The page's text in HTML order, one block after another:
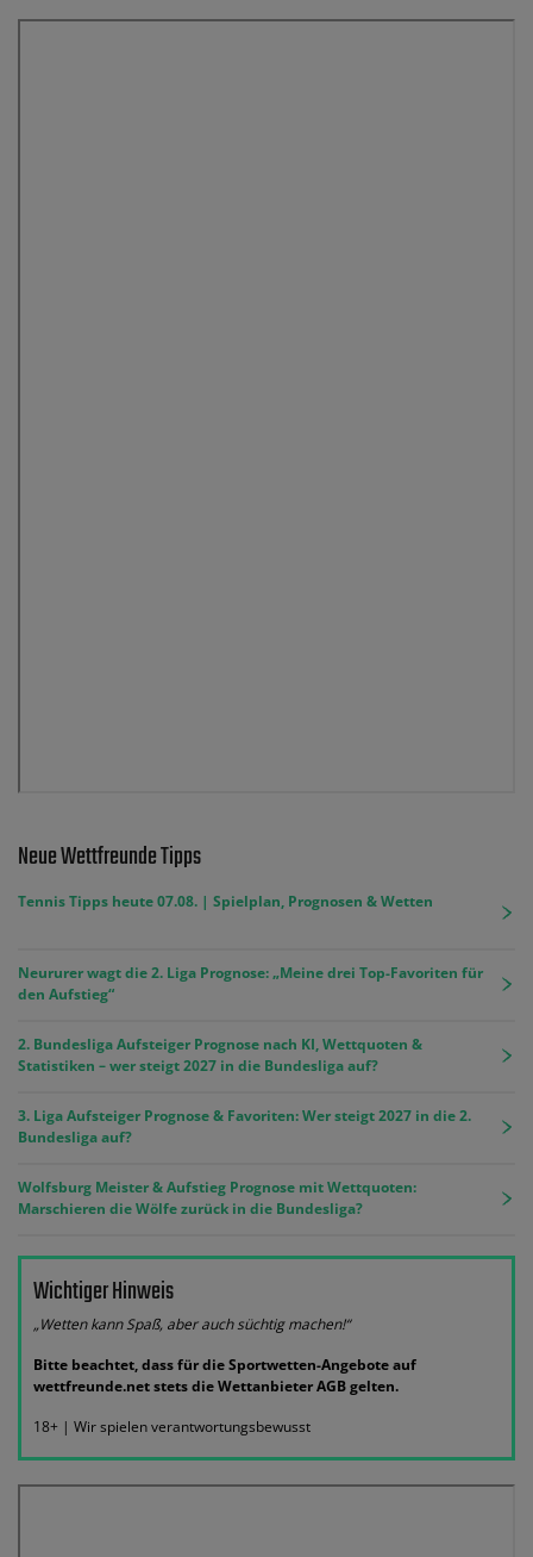
Neue Wettfreunde Tipps
Tennis Tipps heute 07.08. | Spielplan, Prognosen & Wetten
Neururer wagt die 2. Liga Prognose: „Meine drei Top-Favoriten für
den Aufstieg“
2. Bundesliga Aufsteiger Prognose nach KI, Wettquoten &
Statistiken – wer steigt 2027 in die Bundesliga auf?
3. Liga Aufsteiger Prognose & Favoriten: Wer steigt 2027 in die 2.
Bundesliga auf?
Wolfsburg Meister & Aufstieg Prognose mit Wettquoten:
Marschieren die Wölfe zurück in die Bundesliga?
Wichtiger Hinweis
„Wetten kann Spaß, aber auch süchtig machen!“
Bitte beachtet, dass für die Sportwetten-Angebote auf
wettfreunde.net stets die Wettanbieter AGB gelten.
18+ | Wir spielen verantwortungsbewusst